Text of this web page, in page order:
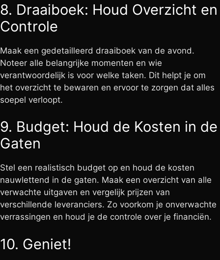
8. Draaiboek: Houd Overzicht en
Controle
Maak een gedetailleerd draaiboek van de avond.
Noteer alle belangrijke momenten en wie
verantwoordelijk is voor welke taken. Dit helpt je om
het overzicht te bewaren en ervoor te zorgen dat alles
soepel verloopt.
9. Budget: Houd de Kosten in de
Gaten
Stel een realistisch budget op en houd de kosten
nauwlettend in de gaten. Maak een overzicht van alle
verwachte uitgaven en vergelijk prijzen van
verschillende leveranciers. Zo voorkom je onverwachte
verrassingen en houd je de controle over je financiën.
10. Geniet!